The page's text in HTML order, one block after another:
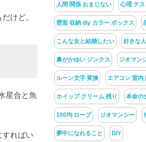
けど。
星合と魚
ればい
人間 関係 おまじない 心理 テ
壁面 収納 diy カラー ボックス
こんな女と結婚したい 好きな
鼻がかゆい ジンクス ジオマン
ルーン文字 変換 エアコン 室内
ホイップ クリーム 残り 本命の
100均 ロープ ジオマンシー
夢中になれること DIY